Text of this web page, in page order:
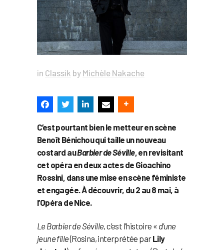
in Classik by Michèle Nakache
C’est pourtant bien le metteur en scène
Benoît Bénichou qui taille un nouveau
costard auBarbier de Séville, en revisitant
cet opéra en deux actes de Gioachino
Rossini, dans une mise en scène féministe
et engagée. À découvrir, du 2 au 8 mai, à
l’Opéra de Nice.
Le Barbier de Séville, c’est l’histoire « d’une
jeune fille(Rosina, interprétée parLily